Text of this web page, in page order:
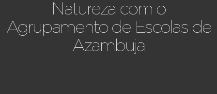
Natureza com o
Agrupamento de Escolas de
Azambuja